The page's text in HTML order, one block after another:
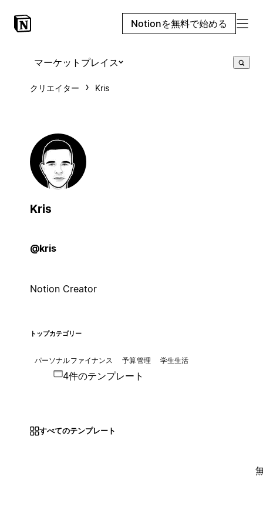
Notionを無料で始める
マーケットプレイス
クリエイター Kris
Kris
@kris
Notion Creator
トップカテゴリー
パーソナルファイナンス 予算管理 学生生活
4件のテンプレート
すべてのテンプレート